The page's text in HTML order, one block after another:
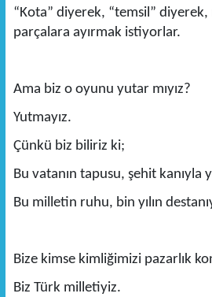
“Kota” diyerek, “temsil”
parçalara ayırmak istiyorlar.
Ama biz o oyunu yutar mıyız?
Yutmayız.
Çünkü biz biliriz ki;
Bu vatanın tapusu, şehit kanıyla
Bu milletin ruhu, bin yılın
Bize kimse kimliğimizi pazarlık
Biz Türk milletiyiz.